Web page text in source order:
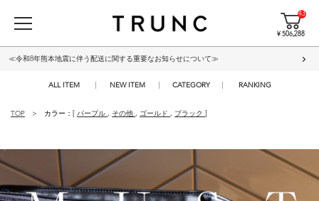
43
¥ 506,288
≪令和8年熊本地震に伴う配送に関する重要なお知らせについて≫
ALL ITEM NEW ITEM CATEGORY RANKING
TOP カラー：[ パープル , その他 , ゴールド , ブラック